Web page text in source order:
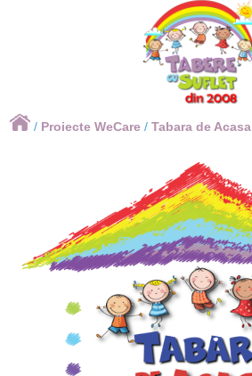
/ Proiecte WeCare / Tabara de Acasa